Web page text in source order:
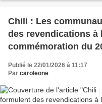
Chili : Les
des revendications à
commémoration du
Publié le 22/01/2026 à 11:17
Par caroleone